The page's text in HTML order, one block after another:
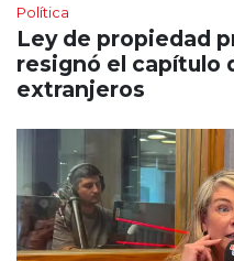
Política
Ley de propiedad
resignó el capítulo
extranjeros